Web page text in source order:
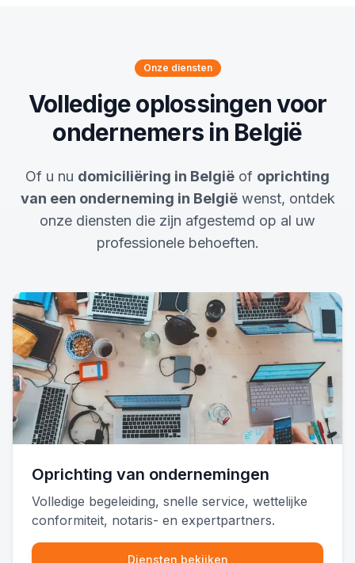
Onze diensten
Volledige oplossingen voor
ondernemers in België
Of u nu domiciliëring in België of oprichting
van een onderneming in Belgiëwenst, ontdek
onze diensten die zijn afgestemd op al uw
professionele behoeften.
Oprichting van ondernemingen
Volledige begeleiding, snelle service, wettelijke
conformiteit, notaris- en expertpartners.
Diensten bekijken